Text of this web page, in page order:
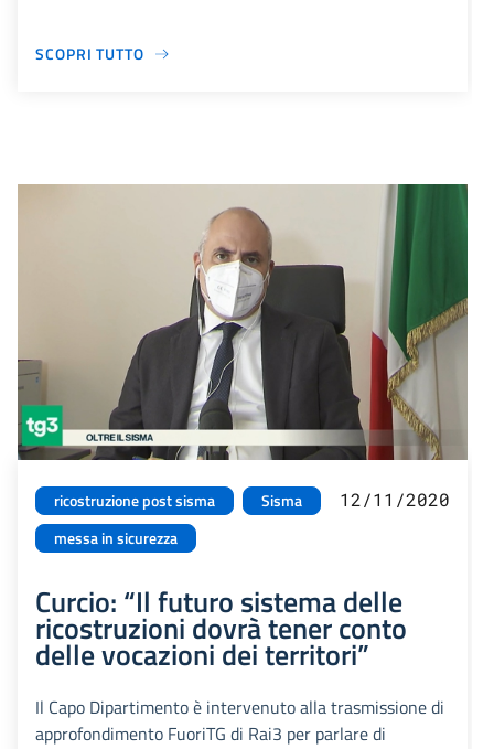
SCOPRI TUTTO
ricostruzione post sisma
Sisma
messa in sicurezza
12/11/2020
Curcio: “Il futuro sistema delle
ricostruzioni dovrà tener conto
delle vocazioni dei territori”
Il Capo Dipartimento è intervenuto alla trasmissione di
approfondimento FuoriTG di Rai3 per parlare di